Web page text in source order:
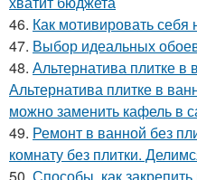
46. Как мотивировать
47. Выбор идеальных
48. Альтернатива плитке в
Альтернатива плитке в
можно заменить кафель в
49. Ремонт в ванной без
комнату без плитки.